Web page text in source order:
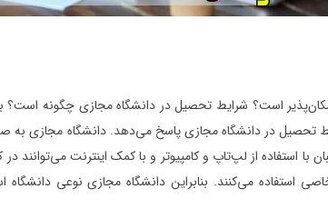
است؟ شرایط تحصیل در دانشگاه مجازی چگونه است؟
در دانشگاه مجازی پاسخ می‌دهد. دانشگاه مجازی به
استفاده از لپ‌تاپ و کامپیوتر و با کمک اینترنت
استفاده می‌کنند. بنابراین دانشگاه مجازی نوعی